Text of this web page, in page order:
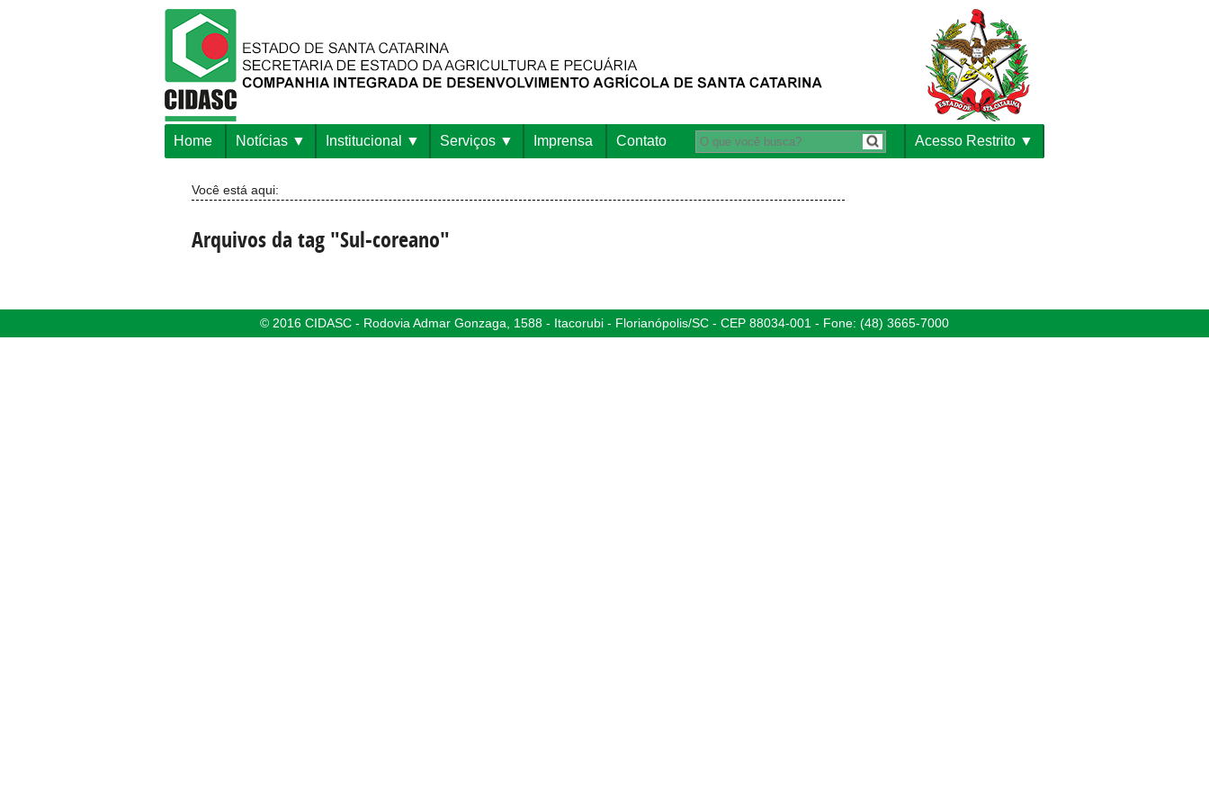
Home Notícias Institucional Serviços Imprensa Contato Acesso Restrito
Você está aqui:
Arquivos da tag "Sul-coreano"
© 2016 CIDASC - Rodovia Admar Gonzaga, 1588 - Itacorubi - Florianópolis/SC - CEP 88034-001 - Fone: (48) 3665-7000